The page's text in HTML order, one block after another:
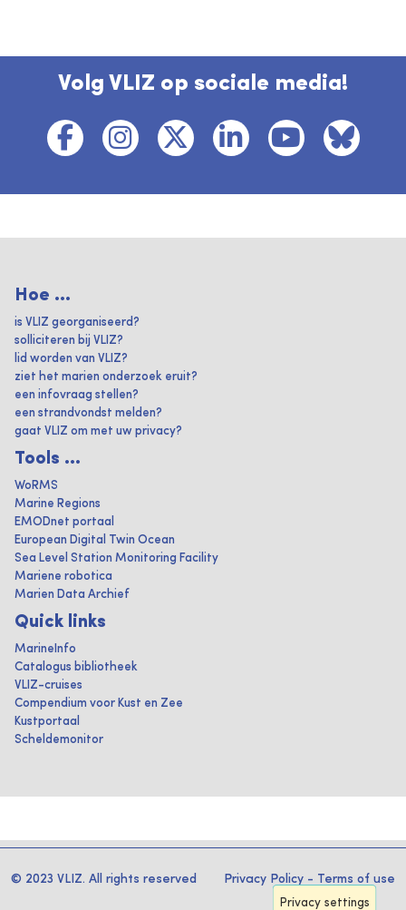
Volg VLIZ op sociale media!
Hoe ...
is VLIZ georganiseerd?
solliciteren bij VLIZ?
lid worden van VLIZ?
ziet het marien onderzoek eruit?
een infovraag stellen?
een strandvondst melden?
gaat VLIZ om met uw privacy?
Tools ...
WoRMS
Marine Regions
EMODnet portaal
European Digital Twin Ocean
Sea Level Station Monitoring Facility
Mariene robotica
Marien Data Archief
Quick links
MarineInfo
Catalogus bibliotheek
VLIZ-cruises
Compendium voor Kust en Zee
Kustportaal
Scheldemonitor
© 2023 VLIZ. All rights reserved Privacy Policy - Terms of use
Privacy settings